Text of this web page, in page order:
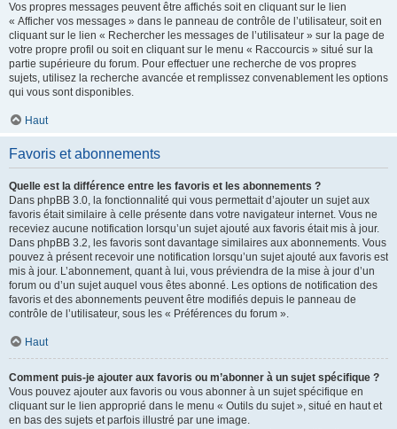
Vos propres messages peuvent être affichés soit en cliquant sur le lien
« Afficher vos messages » dans le panneau de contrôle de l’utilisateur, soit en
cliquant sur le lien « Rechercher les messages de l’utilisateur » sur la page de
votre propre profil ou soit en cliquant sur le menu « Raccourcis » situé sur la
partie supérieure du forum. Pour effectuer une recherche de vos propres
sujets, utilisez la recherche avancée et remplissez convenablement les options
qui vous sont disponibles.
Haut
Favoris et abonnements
Quelle est la différence entre les favoris et les abonnements ?
Dans phpBB 3.0, la fonctionnalité qui vous permettait d’ajouter un sujet aux
favoris était similaire à celle présente dans votre navigateur internet. Vous ne
receviez aucune notification lorsqu’un sujet ajouté aux favoris était mis à jour.
Dans phpBB 3.2, les favoris sont davantage similaires aux abonnements. Vous
pouvez à présent recevoir une notification lorsqu’un sujet ajouté aux favoris est
mis à jour. L’abonnement, quant à lui, vous préviendra de la mise à jour d’un
forum ou d’un sujet auquel vous êtes abonné. Les options de notification des
favoris et des abonnements peuvent être modifiés depuis le panneau de
contrôle de l’utilisateur, sous les « Préférences du forum ».
Haut
Comment puis-je ajouter aux favoris ou m’abonner à un sujet spécifique ?
Vous pouvez ajouter aux favoris ou vous abonner à un sujet spécifique en
cliquant sur le lien approprié dans le menu « Outils du sujet », situé en haut et
en bas des sujets et parfois illustré par une image.